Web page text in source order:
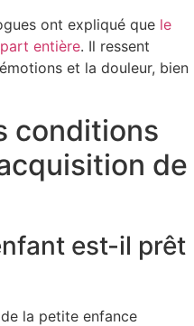
ont expliqué que le
entière. Il ressent
et la douleur, bien
conditions
de
est-il prêt
la petite enfance